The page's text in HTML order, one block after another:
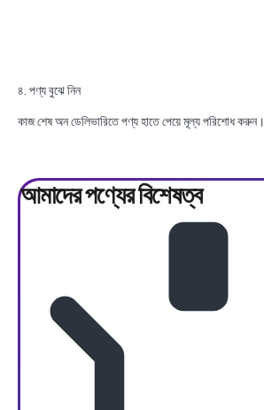
৪. পণ্য বুঝে নিন
কাজ শেষ অন ডেলিভারিতে পণ্য হাতে পেয়ে মূল্য পরিশোধ করুন।
আমাদের পণ্যেরবিশেষত্ব